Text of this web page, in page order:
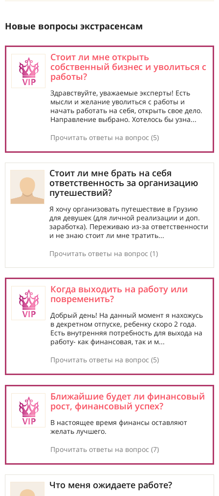
Новые вопросы экстрасенсам
Стоит ли мне открыть
собственный бизнес и уволиться с
работы?
Здравствуйте, уважаемые эксперты! Есть
мысли и желание уволиться с работы и
начать работать на себя, открыть свое дело.
Направление выбрано. Хотелось бы узна...
Прочитать ответы на вопрос (5)
Стоит ли мне брать на себя
ответственность за организацию
путешествий?
Я хочу организовать путешествие в Грузию
для девушек (для личной реализации и доп.
заработка). Переживаю из-за ответственности
и не знаю стоит ли мне тратить...
Прочитать ответы на вопрос (1)
Когда выходить на работу или
повременить?
Добрый день! На данный момент я нахожусь
в декретном отпуске, ребенку скоро 2 года.
Есть внутренняя потребность для выхода на
работу- как финансовая, так и м...
Прочитать ответы на вопрос (5)
Ближайшие будет ли финансовый
рост, финансовый успех?
В настоящее время финансы оставляют
желать лучшего.
Прочитать ответы на вопрос (7)
Что меня ожидаете работе?